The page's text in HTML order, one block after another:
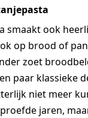
smaakt ook
op brood of
zoet
paar klassieke
niet meer
jaren,